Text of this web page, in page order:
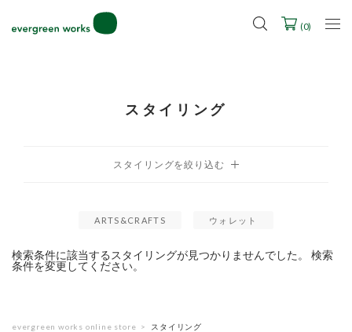
2027年ご入学用ランドセル受注会スケジュール
(0)
スタイリング
ARTS&CRAFTS ウォレット
検索条件に該当するスタイリングが見つかりませんでした。 検索
条件を変更してください。
evergreen works online store スタイリング